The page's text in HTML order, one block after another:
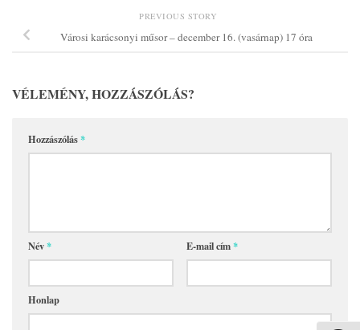
PREVIOUS STORY
Városi karácsonyi műsor – december 16. (vasárnap) 17 óra
VÉLEMÉNY, HOZZÁSZÓLÁS?
Hozzászólás*
Név* E-mail cím*
Honlap